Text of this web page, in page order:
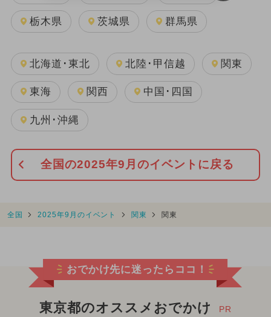
栃木県 茨城県 群馬県
北海道･東北 北陸･甲信越 関東
東海 関西 中国･四国
九州･沖縄
全国の2025年9月のイベントに戻る
全国 2025年9月のイベント 関東 関東
おでかけ先に迷ったらココ！
東京都のオススメおでかけ PR